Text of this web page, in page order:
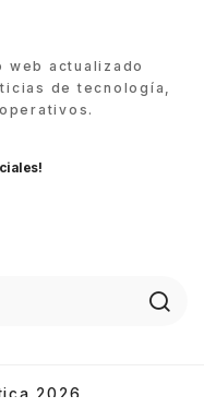
web actualizado
de tecnología,
2026